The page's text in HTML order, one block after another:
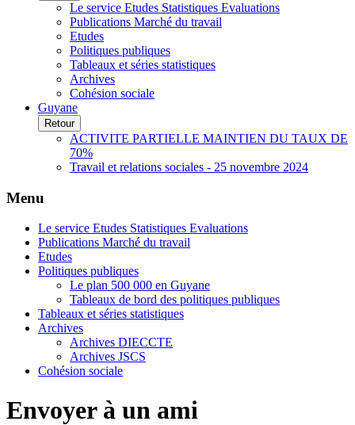
Le service Etudes Statistiques Evaluations
Publications Marché du travail
Etudes
Politiques publiques
Tableaux et séries statistiques
Archives
Cohésion sociale
Guyane
Retour
ACTIVITE PARTIELLE MAINTIEN DU TAUX DE
70%
Travail et relations sociales - 25 novembre 2024
Menu
Le service Etudes Statistiques Evaluations
Publications Marché du travail
Etudes
Politiques publiques
Le plan 500 000 en Guyane
Tableaux de bord des politiques publiques
Tableaux et séries statistiques
Archives
Archives DIECCTE
Archives JSCS
Cohésion sociale
Envoyer à un ami